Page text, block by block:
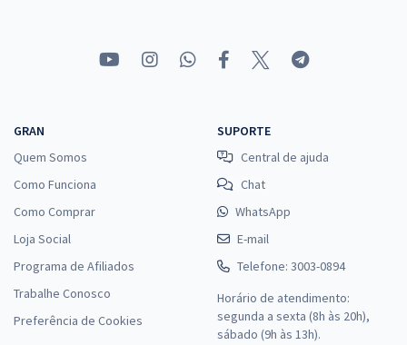
MC - Ministério das Cidades - Conhecimentos Específicos para o
R$7,32
Economize R$ 21,96 (-20%)
Comprar
MC - Ministério das Cidades - Conhecimentos Básicos para os
à vista
R$24,59
GRAN
Quem Somos
Como Funciona
Como Comprar
Loja Social
Programa de Afiliados
Trabalhe Conosco
Preferência de Cookies
SUPORTE
Central de ajuda
Chat
WhatsApp
E-mail
Telefone: 3003-0894
Horário de atendimento:
segunda a sexta (8h às 20h),
sábado (9h às 13h).